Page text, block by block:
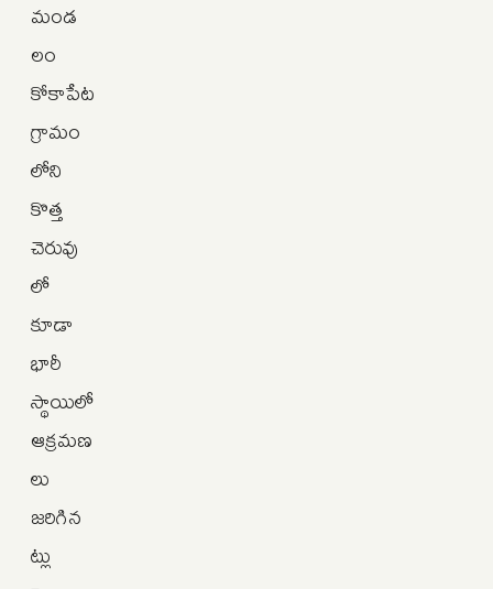
మండ
లం
కోకాపేట
గ్రామం
లోని
కొత్త
చెరువు
లో
కూడా
భారీ
స్థాయిలో
ఆక్రమణ
లు
జరిగిన
ట్లు